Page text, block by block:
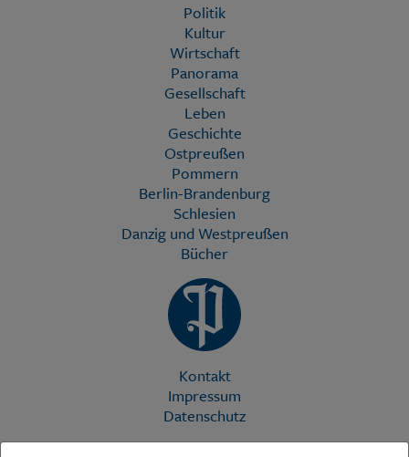
Politik
Kultur
Wirtschaft
Panorama
Gesellschaft
Leben
Geschichte
Ostpreußen
Pommern
Berlin-Brandenburg
Schlesien
Danzig und Westpreußen
Bücher
Kontakt
Impressum
Datenschutz